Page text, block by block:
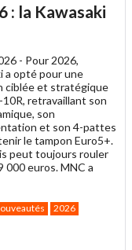
: la Kawasaki
- Pour 2026,
a opté pour une
ciblée et stratégique
10R, retravaillant son
son
et son 4-pattes
le tampon Euro5+.
peut toujours rouler
euros. MNC a
2026